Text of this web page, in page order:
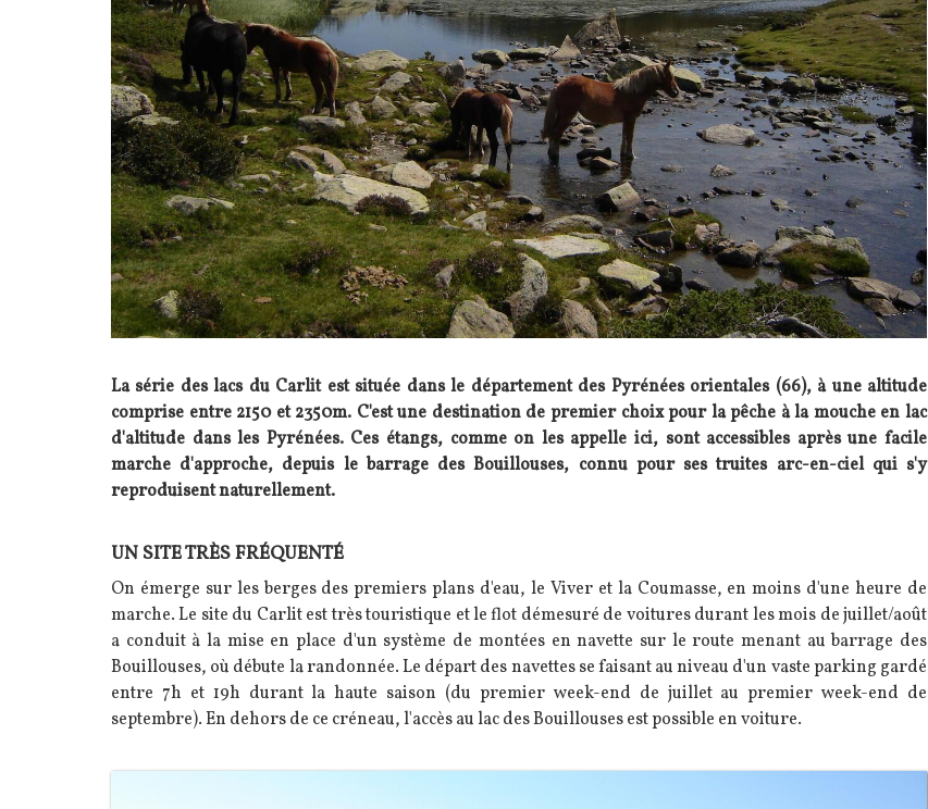
La série des lacs du Carlit est située dans le département des Pyrénées orientales (66), à une altitude
comprise entre 2150 et 2350m. C'est une destination de premier choix pour la pêche à la mouche en lac
d'altitude dans les Pyrénées. Ces étangs, comme on les appelle ici, sont accessibles après une facile
marche d'approche, depuis le barrage des Bouillouses, connu pour ses truites arc-en-ciel qui s'y
reproduisent naturellement.
Texte
UN SITE TRÈS FRÉQUENTÉ
On émerge sur les berges des premiers plans d'eau, le Viver et la Coumasse, en moins d'une heure de
marche. Le site du Carlit est très touristique et le flot démesuré de voitures durant les mois de juillet/août
a conduit à la mise en place d'un système de montées en navette sur le route menant au barrage des
Bouillouses, où débute la randonnée. Le départ des navettes se faisant au niveau d'un vaste parking gardé
entre 7h et 19h durant la haute saison (du premier week-end de juillet au premier week-end de
septembre). En dehors de ce créneau, l'accès au lac des Bouillouses est possible en voiture.